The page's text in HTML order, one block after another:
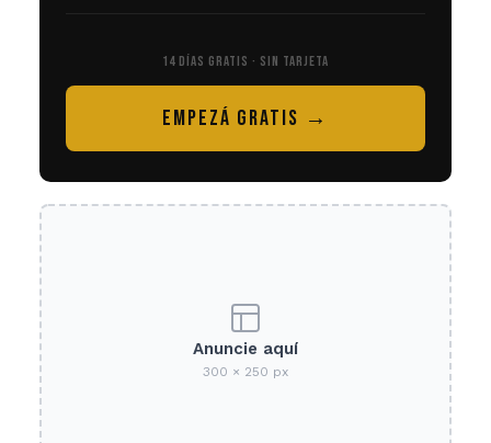
14 DÍAS GRATIS · SIN TARJETA
EMPEZÁ GRATIS →
Anuncie aquí
300 × 250 px